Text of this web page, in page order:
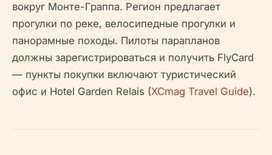
вокруг Монте-Граппа. Регион предлагает
прогулки по реке, велосипедные прогулки и
панорамные походы. Пилоты парапланов
должны зарегистрироваться и получить FlyCard
— пункты покупки включают туристический
офис и Hotel Garden Relais (XCmag Travel Guide).